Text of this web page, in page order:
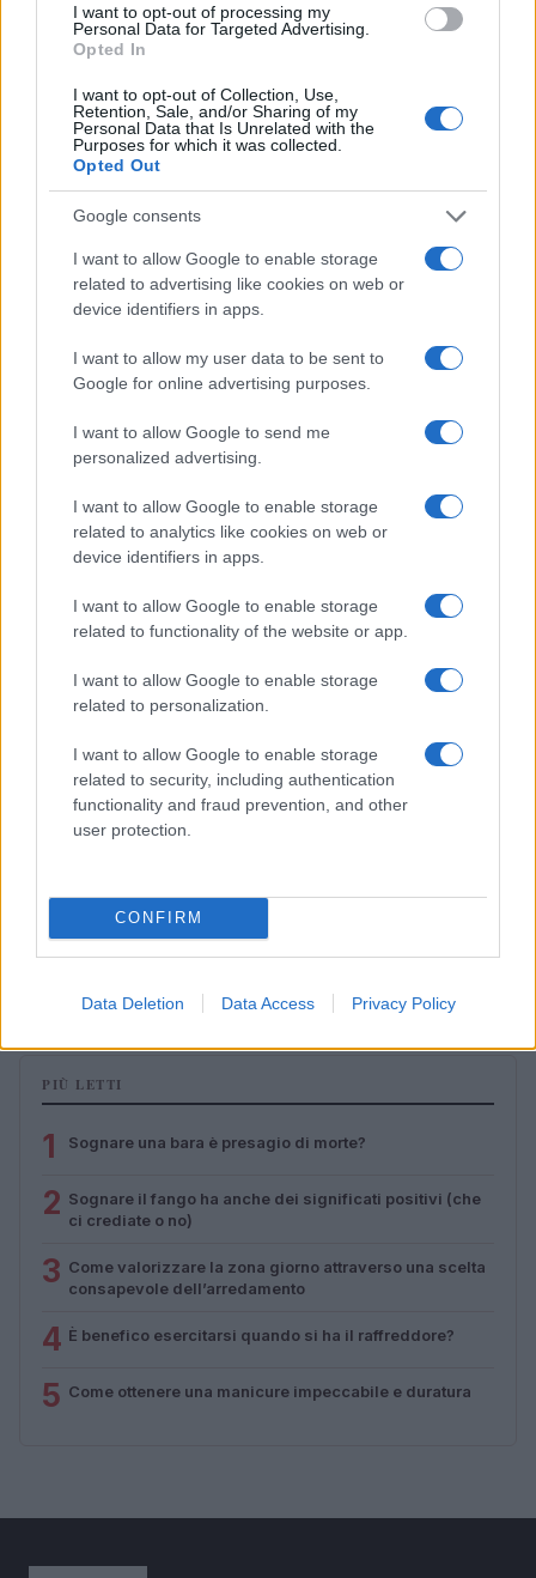
I want to opt-out of processing my
Personal Data for Targeted Advertising.
Opted In
I want to opt-out of Collection, Use,
Retention, Sale, and/or Sharing of my
Personal Data that Is Unrelated with the
Purposes for which it was collected.
Opted Out
Google consents
I want to allow Google to enable storage
related to advertising like cookies on web or
device identifiers in apps.
I want to allow my user data to be sent to
Google for online advertising purposes.
I want to allow Google to send me
personalized advertising.
I want to allow Google to enable storage
related to analytics like cookies on web or
device identifiers in apps.
I want to allow Google to enable storage
related to functionality of the website or app.
I want to allow Google to enable storage
related to personalization.
I want to allow Google to enable storage
related to security, including authentication
functionality and fraud prevention, and other
user protection.
CONFIRM
Data Deletion Data Access Privacy Policy
Copenhagen Fashion Week SS27: le novità che stanno
rivoluzionando la moda
Cristian Castiglioni · 8 Ago 2026
LIFESTYLE
Scopri Rocca San Giovanni, il borgo abruzzese tra
mare e storia
Cristian Castiglioni · 8 Ago 2026
OFFERTE&CONSIGLI
Come abbinare le scarpe arancioni: consigli e
ispirazioni per l’estate 2026
PIÙ LETTI
1 Sognare una bara è presagio di morte?
2 Sognare il fango ha anche dei significati positivi (che
ci crediate o no)
3 Come valorizzare la zona giorno attraverso una scelta
consapevole dell’arredamento
4 È benefico esercitarsi quando si ha il raffreddore?
5 Come ottenere una manicure impeccabile e duratura